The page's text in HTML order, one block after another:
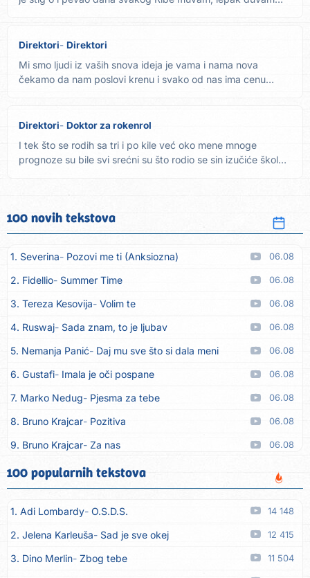
Direktori Direktori
Mi smo ljudi iz vaših snova ideja je vama i nama nova
čekamo da nam poslovi krenu i svako od nas ima cenu
Direktori Doktor za rokenrol
I tek što se rodih sa tri i po kile već oko mene mnoge
prognoze su bile svi srećni su što rodio se sin izučiće škole
100 novih tekstova
1. Severina Pozovi me ti (Anksiozna) 06.08
2. Fidellio Summer Time 06.08
3. Tereza Kesovija Volim te 06.08
4. Ruswaj Sada znam, to je ljubav 06.08
5. Nemanja Panić Daj mu sve što si dala meni 06.08
6. Gustafi Imala je oči pospane 06.08
7. Marko Nedug Pjesma za tebe 06.08
8. Bruno Krajcar Pozitiva 06.08
9. Bruno Krajcar Za nas 06.08
10. Tereza Kesovija Da li ću moći
11. Lidija Bačić Neka se vino toči (Nazdravlje) 06.08
12. Karin Kuljanić Nisi zavridel 06.08
13. Tamara Brusić Nigdi ni lipo ko doma 06.08
14. Tamara Brusić Biž´mo ća 06.08
100 popularnih tekstova
1. Adi Lombardy O.S.D.S. 14 148
2. Jelena Karleuša Sad je sve okej 12 415
3. Dino Merlin Zbog tebe 11 504